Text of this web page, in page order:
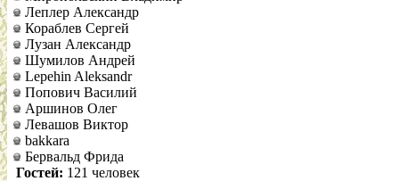
Леплер Александр
Кораблев Сергей
Лузан Александр
Шумилов Андрей
Lepehin Aleksandr
Попович Василий
Аршинов Олег
Левашов Виктор
bakkara
Бервальд Фрида
Гостей: 121 человек